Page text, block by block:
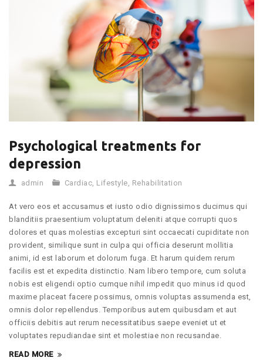
Psychological treatments for
depression
admin Cardiac Lifestyle Rehabilitation
At vero eos et accusamus et iusto odio dignissimos ducimus qui
blanditiis praesentium voluptatum deleniti atque corrupti quos
dolores et quas molestias excepturi sint occaecati cupiditate non
provident, similique sunt in culpa qui officia deserunt mollitia
animi, id est laborum et dolorum fuga. Et harum quidem rerum
facilis est et expedita distinctio. Nam libero tempore, cum soluta
nobis est eligendi optio cumque nihil impedit quo minus id quod
maxime placeat facere possimus, omnis voluptas assumenda est,
omnis dolor repellendus. Temporibus autem quibusdam et aut
officiis debitis aut rerum necessitatibus saepe eveniet ut et
voluptates repudiandae sint et molestiae non recusandae.
READ MORE